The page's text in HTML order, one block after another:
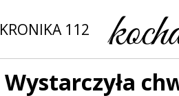
KRONIKA 112
Wystarczyła